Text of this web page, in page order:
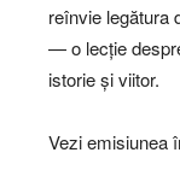
reînvie legătura
— o lecție
istorie și viitor.
Vezi emisiunea